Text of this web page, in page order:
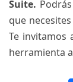
Suite.
que
Te invitamos
herramienta